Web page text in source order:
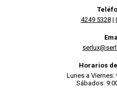
4249 5328|
Horarios
Lunes a Viernes:
Sábados: